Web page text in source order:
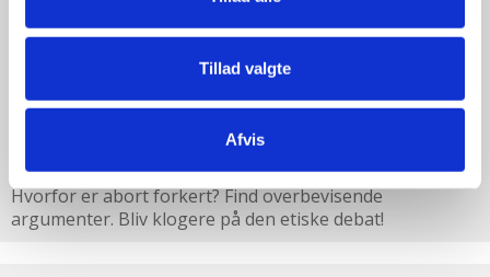
Tillad valgte
Afvis
Test dine argumenter
Hvorfor er abort forkert? Find overbevisende
argumenter. Bliv klogere på den etiske debat!